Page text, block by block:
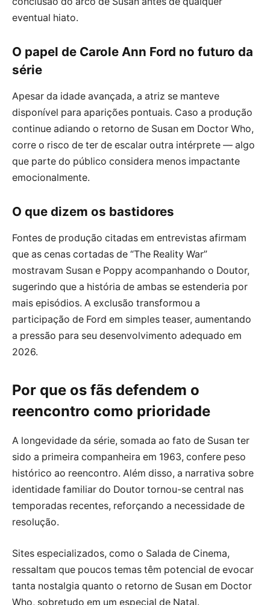
eventual hiato.
O papel de Carole Ann Ford no futuro da
série
Apesar da idade avançada, a atriz se manteve
disponível para aparições pontuais. Caso a produção
continue adiando o retorno de Susan em Doctor Who,
corre o risco de ter de escalar outra intérprete — algo
que parte do público considera menos impactante
emocionalmente.
O que dizem os bastidores
Fontes de produção citadas em entrevistas afirmam
que as cenas cortadas de “The Reality War”
mostravam Susan e Poppy acompanhando o Doutor,
sugerindo que a história de ambas se estenderia por
mais episódios. A exclusão transformou a
participação de Ford em simples teaser, aumentando
a pressão para seu desenvolvimento adequado em
2026.
Por que os fãs defendem o
reencontro como prioridade
A longevidade da série, somada ao fato de Susan ter
sido a primeira companheira em 1963, confere peso
histórico ao reencontro. Além disso, a narrativa sobre
identidade familiar do Doutor tornou-se central nas
temporadas recentes, reforçando a necessidade de
resolução.
Sites especializados, como o Salada de Cinema,
ressaltam que poucos temas têm potencial de evocar
tanta nostalgia quanto o retorno de Susan em Doctor
Who, sobretudo em um especial de Natal.